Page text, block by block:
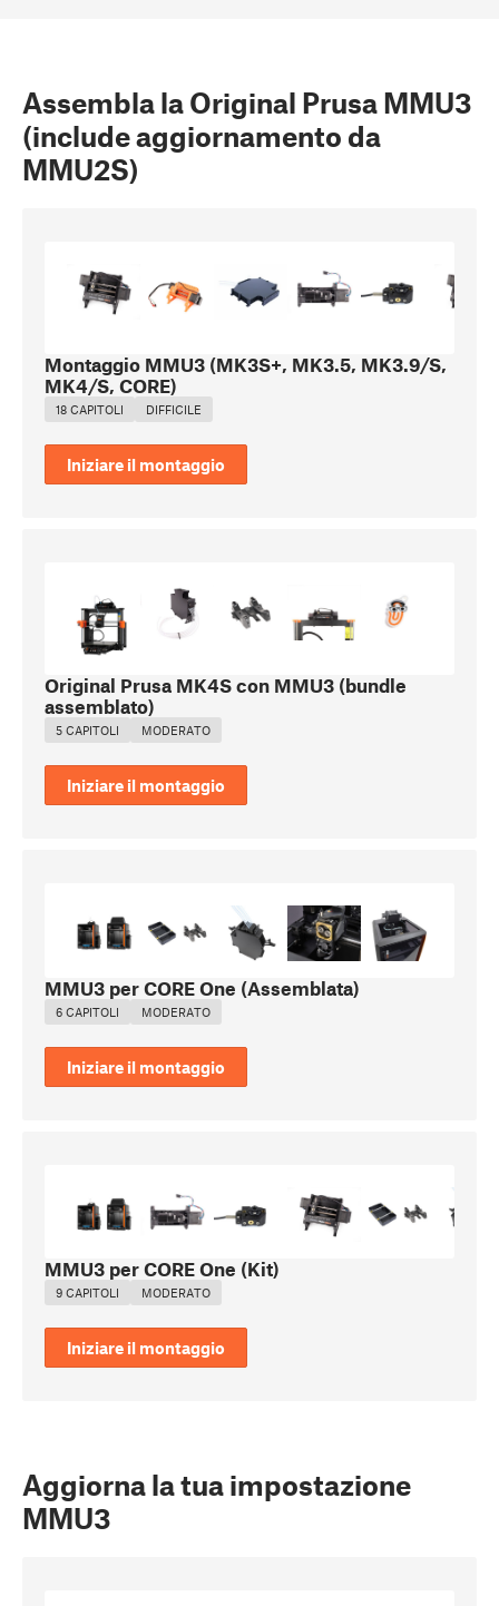
Assembla la Original Prusa MMU3
(include aggiornamento da
MMU2S)
Montaggio MMU3 (MK3S+, MK3.5, MK3.9/S,
MK4/S, CORE)
18 CAPITOLI DIFFICILE
Iniziare il montaggio
Original Prusa MK4S con MMU3 (bundle
assemblato)
5 CAPITOLI MODERATO
Iniziare il montaggio
MMU3 per CORE One (Assemblata)
6 CAPITOLI MODERATO
Iniziare il montaggio
MMU3 per CORE One (Kit)
9 CAPITOLI MODERATO
Iniziare il montaggio
Aggiorna la tua impostazione
MMU3